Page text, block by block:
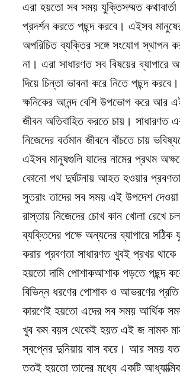
এরা হয়তো সব সময় যুক্তিসম্মত কথাবার্তা
প্রদর্শন করতে পছন্দ করবে। এইসব
অপরিচিত ব্যক্তির সঙ্গে সংযোগ স্থাপন
না। এরা সাধারণত সব বিষয়ের
দিয়ে চিন্তা ভাবনা করে নিতে পছন্দ
ক্ষনিকের আনন্দ বেশি উপভোগ করে আর
জীবন অতিবাহিত করতে চায়। সাধারণত
নিজেদের বর্তমান জীবনে বাঁচতে চায়
এইসব মানুষগুলি যাদের নামের প্রথম
কোনো পথ দুর্ঘটনায় আহত হওয়ার
সুতরাং তাদের সব সময় এই উপদেশ দেওয়া
রাস্তায় নিজেদের চোখ কান খোলা রেখে
ব্যক্তিদের পক্ষে অন্যদের ব্যাপারে সঠিক
করার প্রবণতা সাধারণত খুবই প্রখর
হয়তো দামি পোশাকআশাক পড়তে পছন্দ
বিভিন্ন ধরণের পোশাক ও আভরণের
কারণেই হয়তো এদের সব সময় আর্থিক
খুব কম বয়স থেকেই হয়ত এই জ নামক
স্বপ্নের দুনিয়ায় বাস করে। আর সময়
ততই হয়তো তাদের মধ্যে একটি